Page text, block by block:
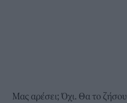
Μας αρέσει; Όχι. Θα το